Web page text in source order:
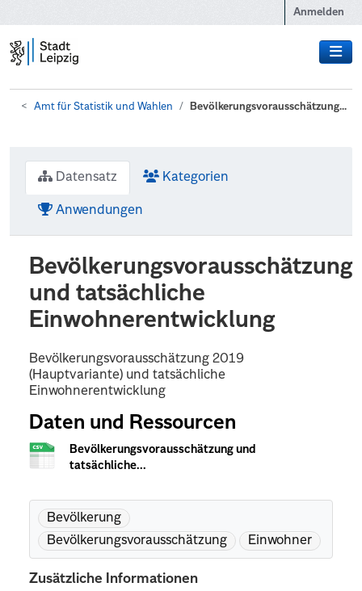
Anmelden
Amt für Statistik und Wahlen Bevölkerungsvorausschätzung...
Datensatz Kategorien
Anwendungen
Bevölkerungsvorausschätzung
und tatsächliche
Einwohnerentwicklung
Bevölkerungsvorausschätzung 2019
(Hauptvariante) und tatsächliche
Einwohnerentwicklung
Daten und Ressourcen
Bevölkerungsvorausschätzung und
tatsächliche...
Bevölkerung
Bevölkerungsvorausschätzung
Einwohner
Zusätzliche Informationen